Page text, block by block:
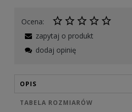
Ocena:
zapytaj o produkt
dodaj opinię
OPIS
TABELA ROZMIARÓW